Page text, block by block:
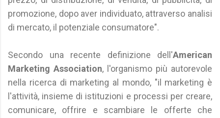
promozione, dopo aver individuato, attraverso analisi
di mercato, il potenziale consumatore".
Secondo una recente definizione dell'American
Marketing Association, l'organismo più autorevole
nella ricerca di marketing al mondo, "il marketing è
l'attività, insieme di istituzioni e processi per creare,
comunicare, offrire e scambiare le offerte che